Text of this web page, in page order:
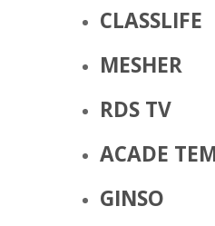
CLASSLIFE
MESHER
RDS TV
ACADE
GINSO